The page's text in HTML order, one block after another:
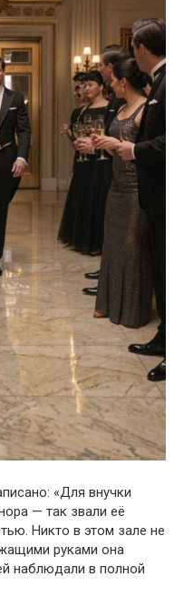
«Для внучки
— так звали её
Никто в этом зале не
руками она
наблюдали в полной